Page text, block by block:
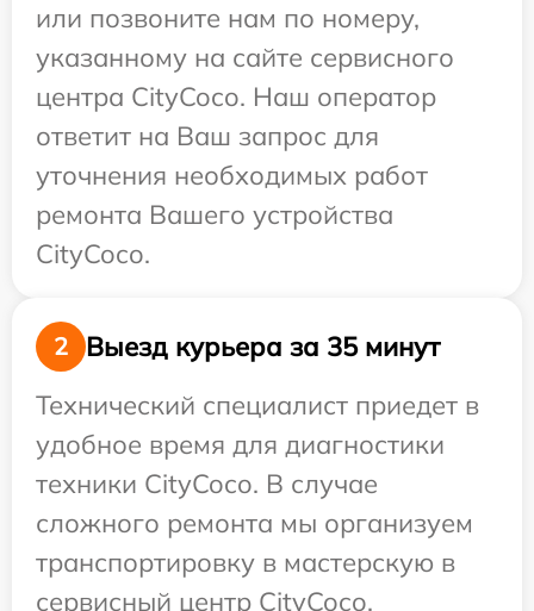
или позвоните нам по номеру,
указанному на сайте сервисного
центра CityCoco. Наш оператор
ответит на Ваш запрос для
уточнения необходимых работ
ремонта Вашего устройства
CityCoco.
2
Выезд курьера за 35 минут
Технический специалист приедет в
удобное время для диагностики
техники CityCoco. В случае
сложного ремонта мы организуем
транспортировку в мастерскую в
сервисный центр CityCoco.